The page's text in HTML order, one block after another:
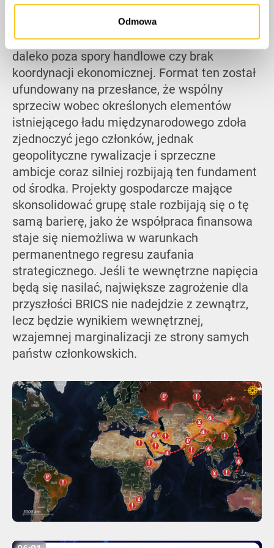
Odmowa
W ujęciu ogólnym, procesy zachodzące
wewnątrz BRICS wskazują na problem o
charakterze strukturalnym, wykraczający
daleko poza spory handlowe czy brak
koordynacji ekonomicznej. Format ten został
ufundowany na przesłance, że wspólny
sprzeciw wobec określonych elementów
istniejącego ładu międzynarodowego zdoła
zjednoczyć jego członków, jednak
geopolityczne rywalizacje i sprzeczne
ambicje coraz silniej rozbijają ten fundament
od środka. Projekty gospodarcze mające
skonsolidować grupę stale rozbijają się o tę
samą barierę, jako że współpraca finansowa
staje się niemożliwa w warunkach
permanentnego regresu zaufania
strategicznego. Jeśli te wewnętrzne napięcia
będą się nasilać, największe zagrożenie dla
przyszłości BRICS nie nadejdzie z zewnątrz,
lecz będzie wynikiem wewnętrznej,
wzajemnej marginalizacji ze strony samych
państw członkowskich.